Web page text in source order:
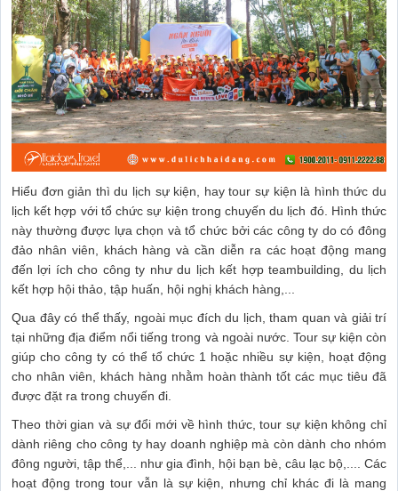
Hiểu đơn giản thì du lịch sự kiện, hay tour sự kiện là hình thức du
lịch kết hợp với tổ chức sự kiện trong chuyến du lịch đó. Hình thức
này thường được lựa chọn và tổ chức bởi các công ty do có đông
đảo nhân viên, khách hàng và cần diễn ra các hoạt động mang
đến lợi ích cho công ty như du lịch kết hợp teambuilding, du lịch
kết hợp hội thảo, tập huấn, hội nghị khách hàng,...
Qua đây có thể thấy, ngoài mục đích du lịch, tham quan và giải trí
tại những địa điểm nổi tiếng trong và ngoài nước. Tour sự kiện còn
giúp cho công ty có thể tổ chức 1 hoặc nhiều sự kiện, hoạt động
cho nhân viên, khách hàng nhằm hoàn thành tốt các mục tiêu đã
được đặt ra trong chuyến đi.
Theo thời gian và sự đổi mới về hình thức, tour sự kiện không chỉ
dành riêng cho công ty hay doanh nghiệp mà còn dành cho nhóm
đông người, tập thể,... như gia đình, hội bạn bè, câu lạc bộ,.... Các
hoạt động trong tour vẫn là sự kiện, nhưng chỉ khác đi là mang